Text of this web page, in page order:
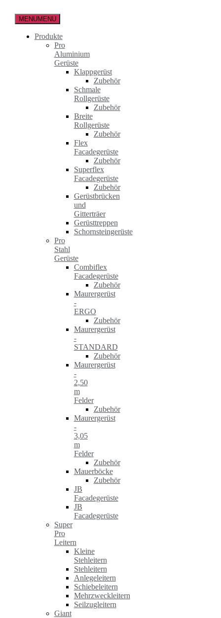
Inhalt
springen
MENUMENU
Produkte
Pro
Aluminium
Gerüste
Klappgerüst
Zubehör
Schmale
Rollgerüste
Zubehör
Breite
Rollgerüste
Zubehör
Flex
Facadegerüste
Zubehör
Superflex
Facadegerüste
Zubehör
Gerüstbrücken
und
Gitterträer
Gerüsttreppen
Schornsteingerüste
Pro
Stahl
Gerüste
Combiflex
Facadegerüste
Zubehör
Maurergerüst
-
ERGO
Zubehör
Maurergerüst
-
STANDARD
Zubehör
Maurergerüst
-
2,50
m
Felder
Zubehör
Maurergerüst
-
3,05
m
Felder
Zubehör
Mauerböcke
Zubehör
JB
Facadegerüste
JB
Facadegerüste
Super
Pro
Leitern
Kleine
Stehleitern
Stehleitern
Anlegeleitern
Schiebeleitern
Mehrzweckleitern
Seilzugleitern
Giant